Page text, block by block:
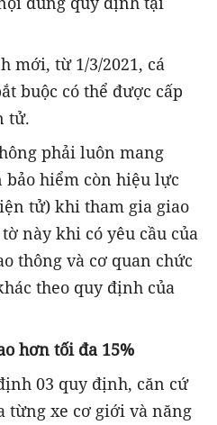
mới, từ 1/3/2021, cá
buộc có thể được cấp
tử.
phải luôn mang
bảo hiểm còn hiệu lực
tử) khi tham gia giao
này khi có yêu cầu của
thông và cơ quan chức
theo quy định của
hơn tối đa 15%
03 quy định, căn cứ
từng xe cơ giới và năng